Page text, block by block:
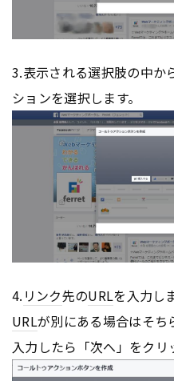
3.表示される選択肢の中か
ションを選択します。
4. リンク先のURLを入力し
URLが別にある場合はそち
入力したら「次へ」をクリ